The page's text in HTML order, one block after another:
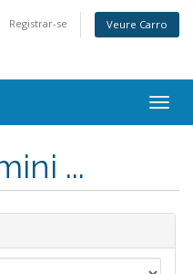
Registrar-se Veure Carro
...